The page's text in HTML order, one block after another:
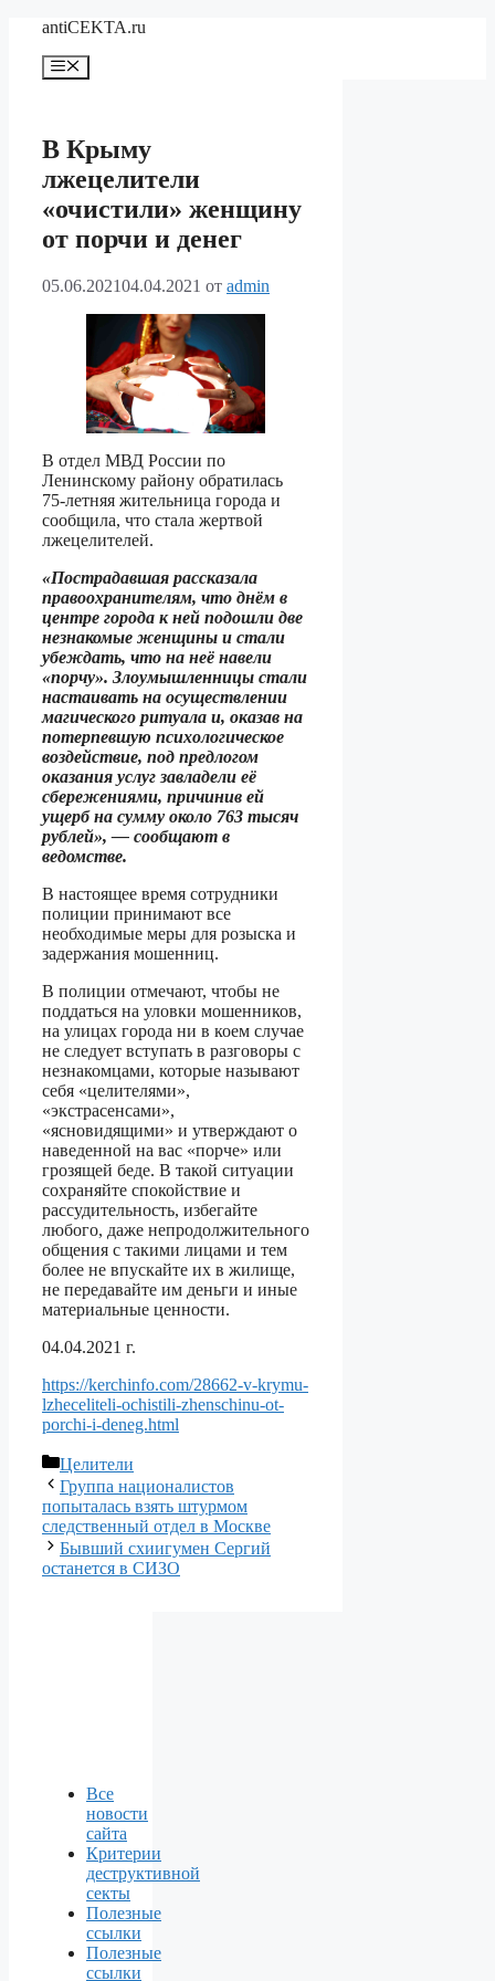
Перейти
содержимому
antiCEKTA.ru
Меню
В Крыму
лжецелители
«очистили» женщину
от порчи и денег
05.06.202104.04.2021 от admin
В отдел МВД России по
Ленинскому району обратилась
75-летняя жительница города и
сообщила, что стала жертвой
лжецелителей.
«Пострадавшая рассказала
правоохранителям, что днём в
центре города к ней подошли две
незнакомые женщины и стали
убеждать, что на неё навели
«порчу». Злоумышленницы стали
настаивать на осуществлении
магического ритуала и, оказав на
потерпевшую психологическое
воздействие, под предлогом
оказания услуг завладели её
сбережениями, причинив ей
ущерб на сумму около 763 тысяч
рублей», — сообщают в
ведомстве.
В настоящее время сотрудники
полиции принимают все
необходимые меры для розыска и
задержания мошенниц.
В полиции отмечают, чтобы не
поддаться на уловки мошенников,
на улицах города ни в коем случае
не следует вступать в разговоры с
незнакомцами, которые называют
себя «целителями»,
«экстрасенсами»,
«ясновидящими» и утверждают о
наведенной на вас «порче» или
грозящей беде. В такой ситуации
сохраняйте спокойствие и
рассудительность, избегайте
любого, даже непродолжительного
общения с такими лицами и тем
более не впускайте их в жилище,
не передавайте им деньги и иные
материальные ценности.
04.04.2021 г.
https://kerchinfo.com/28662-v-krymu-
lzheceliteli-ochistili-zhenschinu-ot-
porchi-i-deneg.html
Рубрики
Целители
Группа националистов
попыталась взять штурмом
следственный отдел в Москве
Бывший схиигумен Сергий
останется в СИЗО
Все
новости
сайта
Критерии
деструктивной
секты
Полезные
ссылки
Полезные
ссылки